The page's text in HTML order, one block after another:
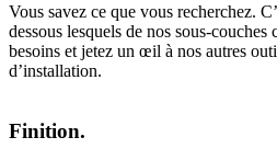
Vous savez ce que vous recherchez.
dessous lesquels de nos sous-
besoins et jetez un œil à nos autres
d’installation.
Finition.